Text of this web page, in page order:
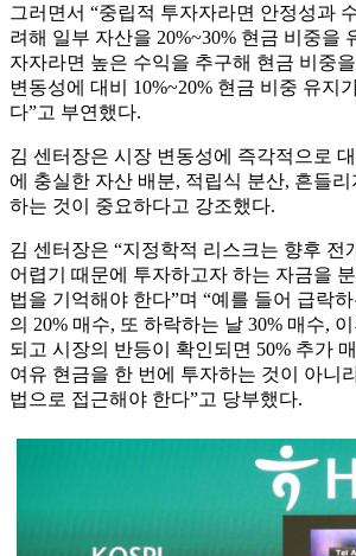
그러면서 “중립적 투자자라면 안정성과
려해 일부 자산을 20%~30% 현금 비중을
자자라면 높은 수익을 추구해 현금 비중
변동성에 대비 10%~20% 현금 비중 유지
다”고 부연했다.
김 센터장은 시장 변동성에 즉각적으로
에 충실한 자산 배분, 적립식 분산, 흔들
하는 것이 중요하다고 강조했다.
김 센터장은 “지정학적 리스크는 향후 전
어렵기 때문에 투자하고자 하는 자금을
법을 기억해야 한다”며 “예를 들어 급락
의 20% 매수, 또 하락하는 날 30% 매수,
되고 시장의 반등이 확인되면 50% 추가
여유 현금을 한 번에 투자하는 것이 아니
법으로 접근해야 한다”고 당부했다.